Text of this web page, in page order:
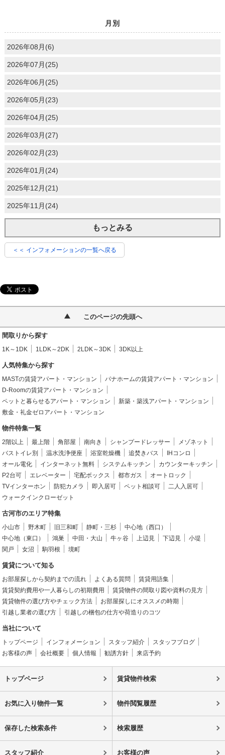
月別
2026年08月(6)
2026年07月(25)
2026年06月(25)
2026年05月(23)
2026年04月(25)
2026年03月(27)
2026年02月(23)
2026年01月(24)
2025年12月(21)
2025年11月(24)
もっとみる
＜＜ インフォメーションの一覧へ戻る
このページの先頭へ
間取りから探す
1K～1DK 1LDK～2DK 2LDK～3DK 3DK以上
人気特集から探す
MASTの賃貸アパート・マンション
パナホームの賃貸アパート・マンション
D-Roomの賃貸アパート・マンション
ペットと暮らせるアパート・マンション
新築・築浅アパート・マンション
敷金・礼金ゼロアパート・マンション
物件特集一覧
2階以上 最上階 角部屋 南向き シャンプードレッサー
メゾネット
バストイレ別
温水洗浄便座 浴室乾燥機 追焚きバス
IHコンロ
オール電化
インターネット無料 システムキッチン
カウンターキッチン
P2台可
エレベーター 宅配ボックス 都市ガス
オートロック
TVインターホン
防犯カメラ 即入居可 ペット相談可
二人入居可
ウォークインクローゼット
古河市のエリア特集
小山市 野木町 旧三和町 静町・三杉
中心地（西口）
中心地（東口）
鴻巣 中田・大山 牛ヶ谷 上辺見 下辺見
小堤
関戸
女沼 駒羽根 境町
賃貸について知る
お部屋探しから契約までの流れ よくある質問
賃貸用語集
賃貸契約費用や一人暮らしの初期費用
賃貸物件の間取り図や資料の見方
賃貸物件の選び方やチェック方法
お部屋探しにオススメの時期
引越し業者の選び方
引越しの梱包の仕方や荷造りのコツ
当社について
トップページ インフォメーション スタッフ紹介
スタッフブログ
お客様の声
会社概要 個人情報 勧誘方針 来店予約
トップページ 賃貸物件検索
お気に入り物件一覧 物件閲覧履歴
保存した検索条件 検索履歴
スタッフ紹介 お客様の声